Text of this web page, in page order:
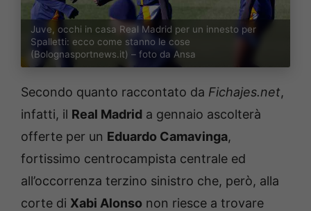
Juve, occhi in casa Real Madrid per un innesto per
Spalletti: ecco come stanno le cose
(Bolognasportnews.it) – foto da Ansa
Secondo quanto raccontato da Fichajes.net,
infatti, il Real Madrid a gennaio ascolterà
offerte per un Eduardo Camavinga,
fortissimo centrocampista centrale ed
all’occorrenza terzino sinistro che, però, alla
corte di Xabi Alonso non riesce a trovare